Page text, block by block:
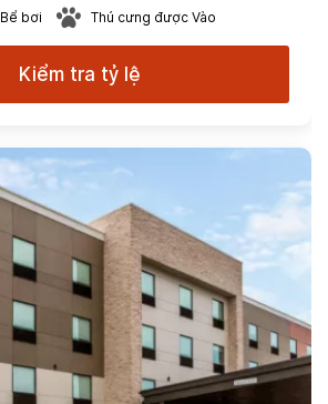
Bể bơi Thú cưng được Vào
Kiểm tra tỷ lệ